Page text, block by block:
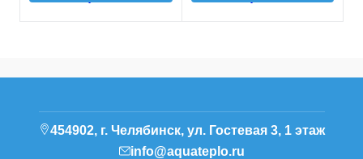
454902, г. Челябинск, ул. Гостевая 3, 1 этаж
info@aquateplo.ru